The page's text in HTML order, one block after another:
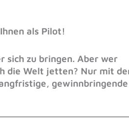
als Pilot!
sich zu bringen. Aber wer
die Welt jetten? Nur mit
gewinnbringende